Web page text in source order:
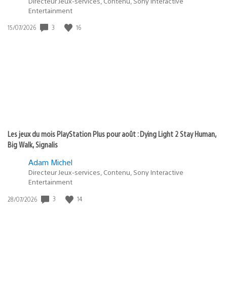
Entertainment
Date
15/07/2026 3 16
Les jeux du mois PlayStation Plus pour août : Dying Light 2 Stay Human,
Big Walk, Signalis
Adam Michel
Directeur Jeux-services, Contenu, Sony Interactive
Entertainment
Date
28/07/2026 3 14